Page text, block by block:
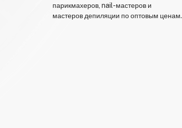
парикмахеров, nail-мастеров и
мастеров депиляции по оптовым ценам.